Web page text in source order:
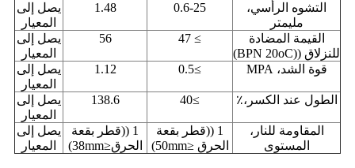
مليمتر
0.6-25
1.48
المعيار
للنزلاق ((BPN 20oC)
≥ 47
56
المعيار
قوة الشد، MPA
≥0.5
1.12
المعيار
الطول عند الكسر،٪
≥40
138.6
المعيار
المستوى
الحرق ≤50mm)
الحرق≤38mm)
المعيار